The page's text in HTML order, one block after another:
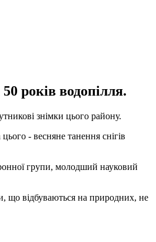
років водопілля.
знімки цього району.
- весняне танення снігів
групи, молодший науковий
що відбуваються на природних, не